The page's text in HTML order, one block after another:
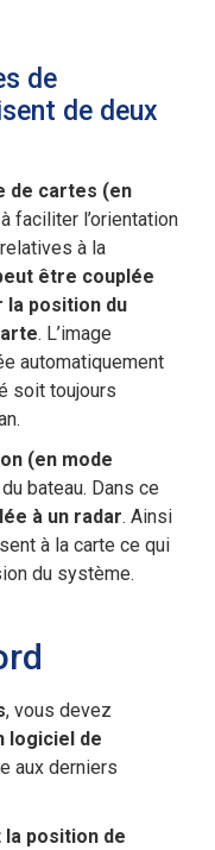
de
de deux
de cartes (en
faciliter l’orientation
à la
être couplée
la position du
. L’image
automatiquement
soit toujours
(en mode
bateau. Dans ce
à un radar. Ainsi
à la carte ce qui
du système.
, vous devez
logiciel de
aux derniers
position de